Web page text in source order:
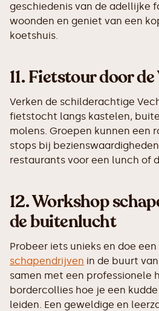
geschiedenis van de adellijke
woonden en geniet van een
koetshuis.
11.Fietstour door
Verken de schilderachtige
fietstocht langs kastelen,
molens. Groepen kunnen een
stops bij
restaurants voor een lunch of
12.Workshop
de buitenlucht
Probeer iets unieks en doe een
schapendrijven in de buurt
samen met een professionele
bordercollies hoe je een
leiden. Een geweldige en